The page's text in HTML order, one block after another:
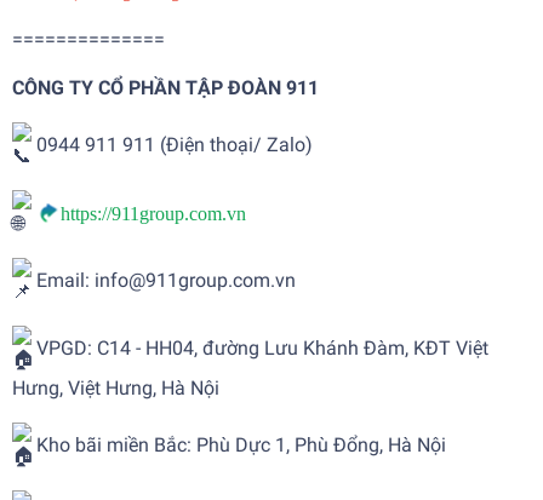
==============
CÔNG TY CỔ PHẦN TẬP ĐOÀN 911
0944 911 911 (Điện thoại/ Zalo)
https://911group.com.vn
Email: info@911group.com.vn
VPGD: C14 - HH04, đường Lưu Khánh Đàm, KĐT Việt
Hưng, Việt Hưng, Hà Nội
Kho bãi miền Bắc: Phù Dực 1, Phù Đổng, Hà Nội